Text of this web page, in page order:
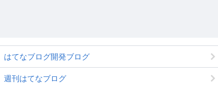
はてなブログ開発ブログ
週刊はてなブログ